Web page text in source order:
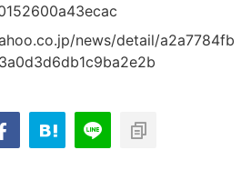
news/detail/a2a7784fb